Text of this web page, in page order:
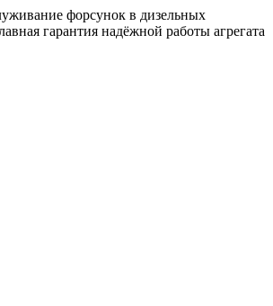
форсунок в дизельных
гарантия надёжной работы агрегата